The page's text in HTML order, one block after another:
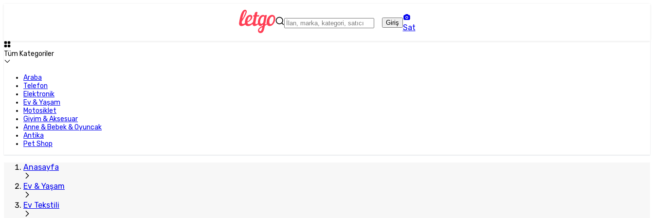
Giriş
Sat
Tüm Kategoriler
Araba
Telefon
Elektronik
Ev & Yaşam
Motosiklet
Giyim & Aksesuar
Anne & Bebek & Oyuncak
Antika
Pet Shop
Anasayfa
Ev & Yaşam
Ev Tekstili